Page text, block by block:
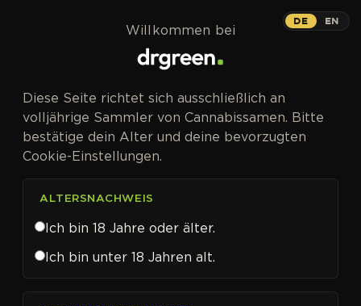
DE EN
Willkommen bei
Diese Seite richtet sich ausschließlich an
volljährige Sammler von Cannabissamen. Bitte
bestätige dein Alter und deine bevorzugten
Cookie-Einstellungen.
ALTERSNACHWEIS
Ich bin 18 Jahre oder älter.
Ich bin unter 18 Jahren alt.